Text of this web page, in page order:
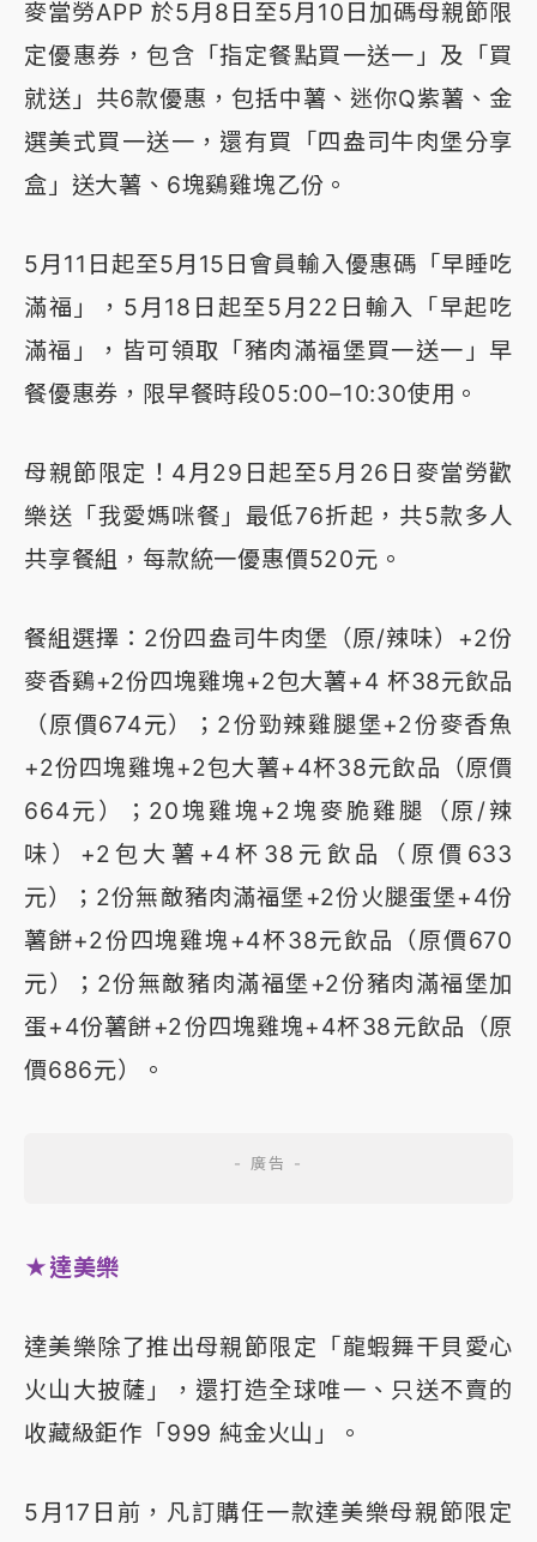
麥當勞APP 於5月8日至5月10日加碼母親節限
定優惠券，包含「指定餐點買一送一」及「買
就送」共6款優惠，包括中薯、迷你Q紫薯、金
選美式買一送一，還有買「四盎司牛肉堡分享
盒」送大薯、6塊鷄雞塊乙份。
5月11日起至5月15日會員輸入優惠碼「早睡吃
滿福」，5月18日起至5月22日輸入「早起吃
滿福」，皆可領取「豬肉滿福堡買一送一」早
餐優惠券，限早餐時段05:00–10:30使用。
母親節限定！4月29日起至5月26日麥當勞歡
樂送「我愛媽咪餐」最低76折起，共5款多人
共享餐組，每款統一優惠價520元。
餐組選擇：2份四盎司牛肉堡（原/辣味）+2份
麥香鷄+2份四塊雞塊+2包大薯+4 杯38元飲品
（原價674元）；2份勁辣雞腿堡+2份麥香魚
+2份四塊雞塊+2包大薯+4杯38元飲品（原價
664元）；20塊雞塊+2塊麥脆雞腿（原/辣
味）+2包大薯+4杯38元飲品（原價633
元）；2份無敵豬肉滿福堡+2份火腿蛋堡+4份
薯餅+2份四塊雞塊+4杯38元飲品（原價670
元）；2份無敵豬肉滿福堡+2份豬肉滿福堡加
蛋+4份薯餅+2份四塊雞塊+4杯38元飲品（原
價686元）。
★達美樂
達美樂除了推出母親節限定「龍蝦舞干貝愛心
火山大披薩」，還打造全球唯一、只送不賣的
收藏級鉅作「999 純金火山」。
5月17日前，凡訂購任一款達美樂母親節限定